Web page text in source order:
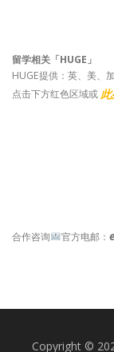
留学相关「HUGE」
HUGE提供：英、美、
点击下方红色区域或
合作咨询 官方电邮：
Copyright ©